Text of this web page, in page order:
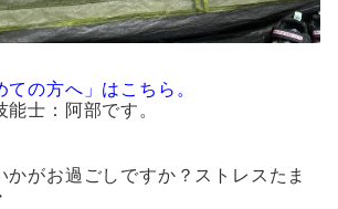
の方へ」はこちら。
士：阿部です。
かがお過ごしですか？ストレスたま